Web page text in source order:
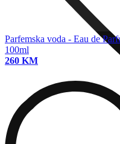
Parfemska voda - Eau de
100ml
260 KM